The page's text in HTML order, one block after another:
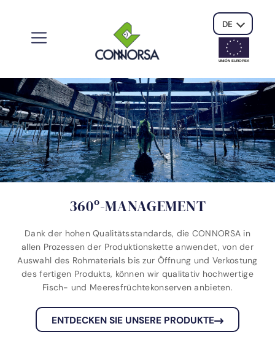
DE
UNIÓN EUROPEA
360º-MANAGEMENT
Dank der hohen Qualitätsstandards, die CONNORSA in
allen Prozessen der Produktionskette anwendet, von der
Auswahl des Rohmaterials bis zur Öffnung und Verkostung
des fertigen Produkts, können wir qualitativ hochwertige
Fisch- und Meeresfrüchtekonserven anbieten.
ENTDECKEN SIE UNSERE PRODUKTE